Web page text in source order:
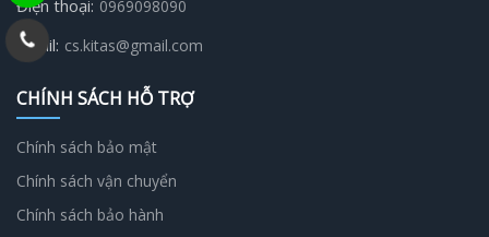
Điện thoại: 0969098090
Email: cs.kitas@gmail.com
CHÍNH SÁCH HỖ TRỢ
Chính sách bảo mật
Chính sách vận chuyển
Chính sách bảo hành